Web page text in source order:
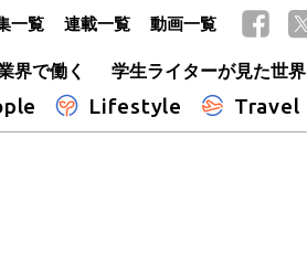
界で働く
学生ライターが見た世界
Lifestyle Travel
一覧 連載一覧 動画一覧